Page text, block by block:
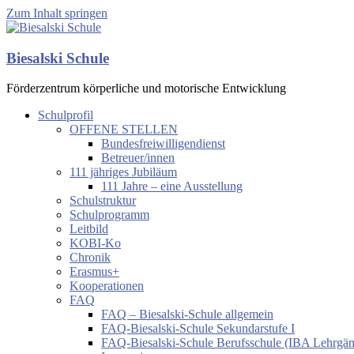
Zum Inhalt springen
Biesalski Schule
Förderzentrum körperliche und motorische Entwicklung
Schulprofil
OFFENE STELLEN
Bundesfreiwilligendienst
Betreuer/innen
111 jähriges Jubiläum
111 Jahre – eine Ausstellung
Schulstruktur
Schulprogramm
Leitbild
KOBI-Ko
Chronik
Erasmus+
Kooperationen
FAQ
FAQ – Biesalski-Schule allgemein
FAQ-Biesalski-Schule Sekundarstufe I
FAQ-Biesalski-Schule Berufsschule (IBA